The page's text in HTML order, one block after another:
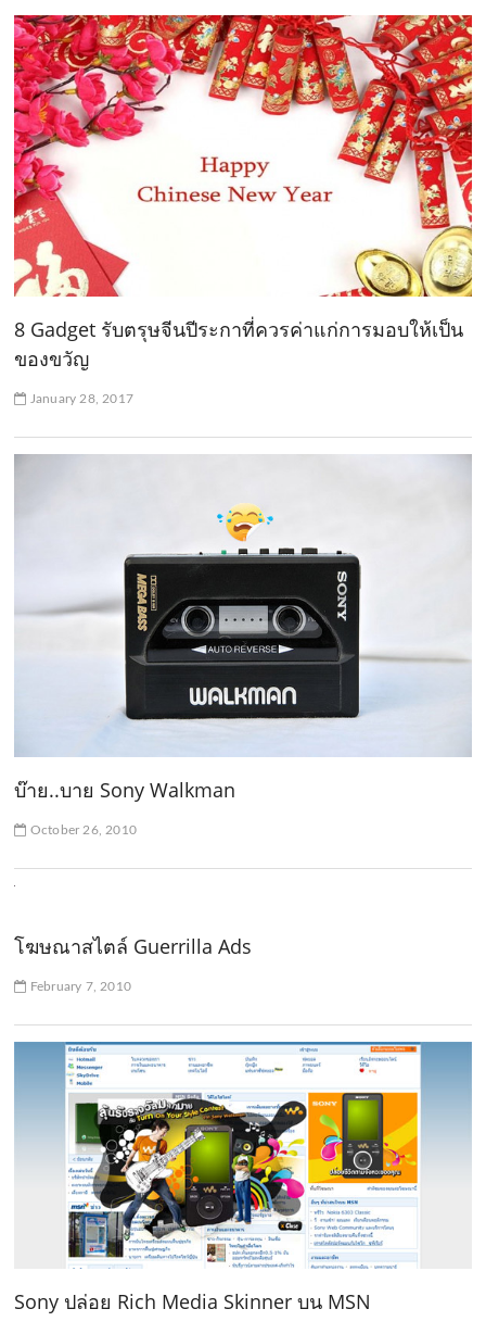
8 Gadget รับตรุษจีนปีระกาที่ควรค่าแก่การมอบให้เป็น
ของขวัญ
January 28, 2017
บ๊าย..บาย Sony Walkman
October 26, 2010
โฆษณาสไตล์ Guerrilla Ads
February 7, 2010
Sony ปล่อย Rich Media Skinner บน MSN